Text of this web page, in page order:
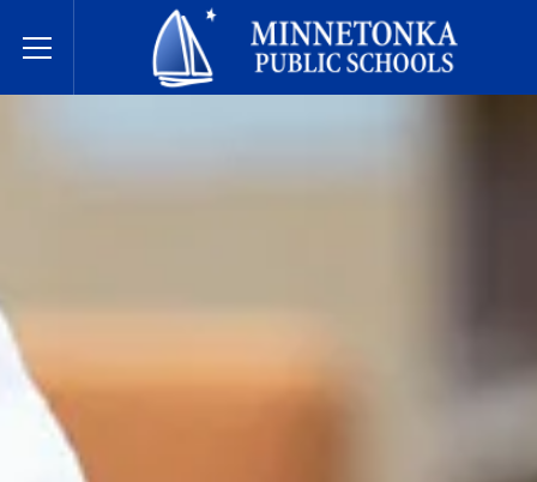
Toggle Menu
Minnetonka davlat maktablari